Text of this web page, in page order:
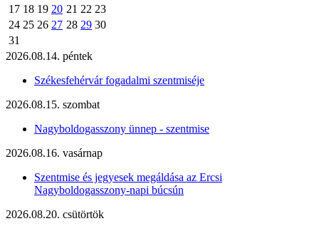
17 18 19 20 21 22 23
24 25 26 27 28 29 30
31
2026.08.14. péntek
Székesfehérvár fogadalmi szentmiséje
2026.08.15. szombat
Nagyboldogasszony ünnep - szentmise
2026.08.16. vasárnap
Szentmise és jegyesek megáldása az Ercsi
Nagyboldogasszony-napi búcsún
2026.08.20. csütörtök